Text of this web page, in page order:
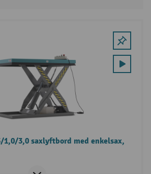
1,0/3,0 saxlyftbord med enkelsax,